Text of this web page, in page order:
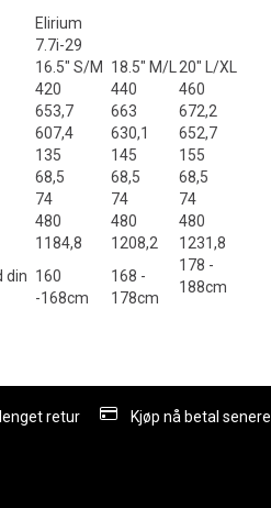
Elirium
7.7i-29
16.5" S/M 18.5" M/L
20" L/XL
420 440
460
653,7 663
672,2
607,4 630,1
652,7
135 145
155
68,5 68,5
68,5
74 74
74
480 480
480
1184,8 1208,2
1231,8
din 160
-168cm
168 -
178cm
178 -
188cm
retur Kjøp nå betal senere